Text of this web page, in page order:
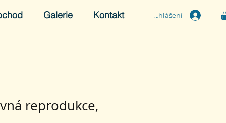
Galerie Kontakt Přihlášení
reprodukce,